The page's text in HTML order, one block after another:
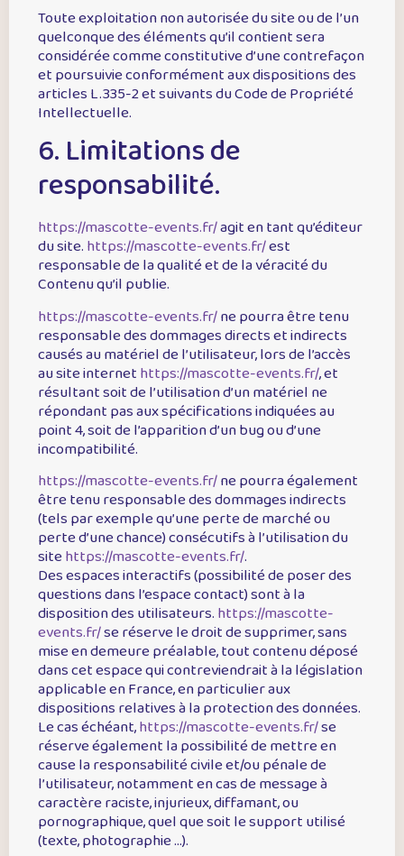
Toute exploitation non autorisée du site ou de l’un
quelconque des éléments qu’il contient sera
considérée comme constitutive d’une contrefaçon
et poursuivie conformément aux dispositions des
articles L.335-2 et suivants du Code de Propriété
Intellectuelle.
6. Limitations de
responsabilité.
https://mascotte-events.fr/agit en tant qu’éditeur
du site.https://mascotte-events.fr/est
responsable de la qualité et de la véracité du
Contenu qu’il publie.
https://mascotte-events.fr/ne pourra être tenu
responsable des dommages directs et indirects
causés au matériel de l’utilisateur, lors de l’accès
au site internethttps://mascotte-events.fr/, et
résultant soit de l’utilisation d’un matériel ne
répondant pas aux spécifications indiquées au
point 4, soit de l’apparition d’un bug ou d’une
incompatibilité.
https://mascotte-events.fr/ne pourra également
être tenu responsable des dommages indirects
(tels par exemple qu’une perte de marché ou
perte d’une chance) consécutifs à l’utilisation du
sitehttps://mascotte-events.fr/.
Des espaces interactifs (possibilité de poser des
questions dans l’espace contact) sont à la
disposition des utilisateurs.https://mascotte-
events.fr/se réserve le droit de supprimer, sans
mise en demeure préalable, tout contenu déposé
dans cet espace qui contreviendrait à la législation
applicable en France, en particulier aux
dispositions relatives à la protection des données.
Le cas échéant,https://mascotte-events.fr/se
réserve également la possibilité de mettre en
cause la responsabilité civile et/ou pénale de
l’utilisateur, notamment en cas de message à
caractère raciste, injurieux, diffamant, ou
pornographique, quel que soit le support utilisé
(texte, photographie …).